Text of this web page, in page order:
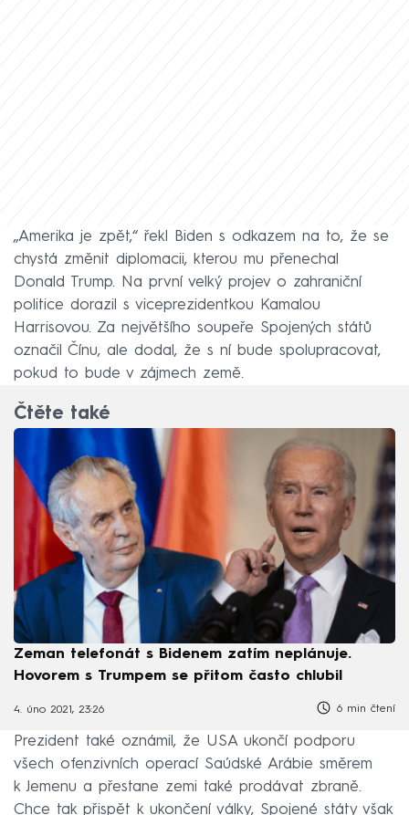
„Amerika je zpět,“ řekl Biden s odkazem na to, že se
chystá změnit diplomacii, kterou mu přenechal
Donald Trump. Na první velký projev o zahraniční
politice dorazil s viceprezidentkou Kamalou
Harrisovou. Za největšího soupeře Spojených států
označil Čínu, ale dodal, že s ní bude spolupracovat,
pokud to bude v zájmech země.
Čtěte také
Zeman telefonát s Bidenem zatím neplánuje.
Hovorem s Trumpem se přitom často chlubil
4. úno 2021, 23:26 6 min čtení
Prezident také oznámil, že USA ukončí podporu
všech ofenzivních operací Saúdské Arábie směrem
k Jemenu a přestane zemi také prodávat zbraně.
Chce tak přispět k ukončení války, Spojené státy však